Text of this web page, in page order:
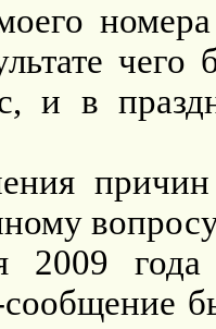
чего
и в
2009